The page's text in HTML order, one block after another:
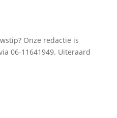
Onze redactie is
06-11641949. Uiteraard